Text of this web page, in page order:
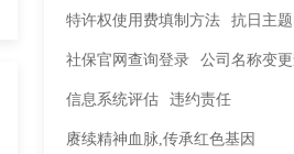
特许权使用费填制方法 抗日主
社保官网查询登录 公司名称变
信息系统评估 违约责任
赓续精神血脉,传承红色基因